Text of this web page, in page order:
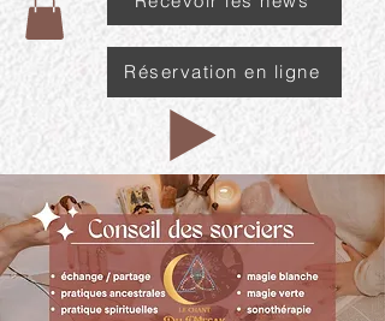
Réservation en ligne